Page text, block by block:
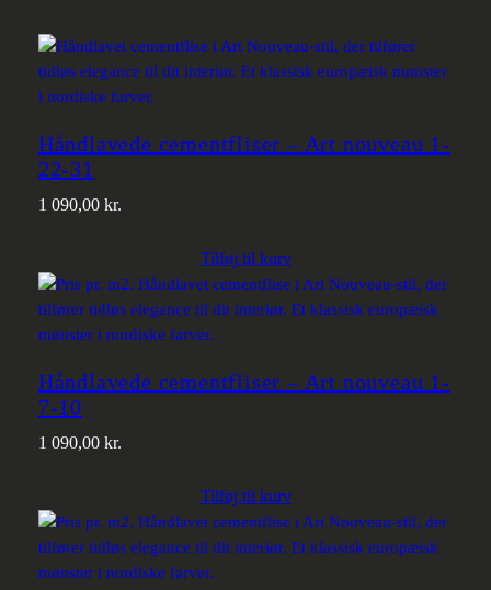
Håndlavede cementfliser – Art nouveau 1-
22-31
1 090,00 kr.
Tilføj til kurv
Håndlavede cementfliser – Art nouveau 1-
7-10
1 090,00 kr.
Tilføj til kurv